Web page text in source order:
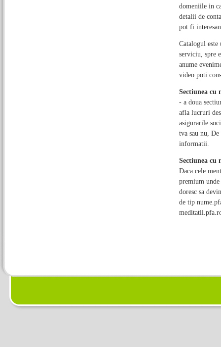
domeniile in
detalii de
pot fi
Catalogul este
serviciu, spre
anume
video poti
Sectiunea cu
- a doua
afla lucruri
asigurarile
tva sau nu,
informatii.
Sectiunea cu
Daca cele
premium unde
doresc sa
de tip